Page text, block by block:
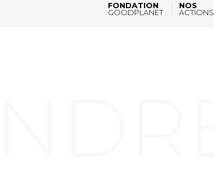
FONDATION
GOODPLANET
NOS
ACTIONS